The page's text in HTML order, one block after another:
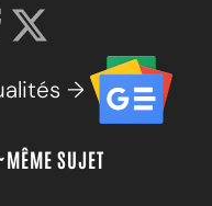
→
SUJET